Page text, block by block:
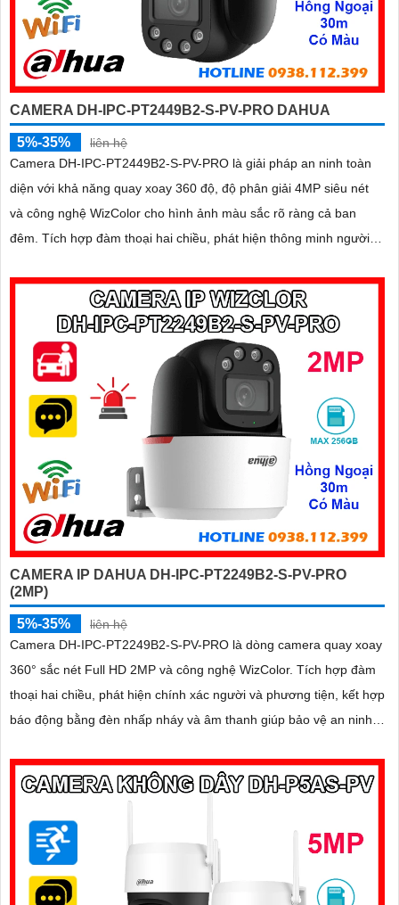
CAMERA DH-IPC-PT2449B2-S-PV-PRO DAHUA
5%-35%
liên hệ
Camera DH-IPC-PT2449B2-S-PV-PRO là giải pháp an ninh toàn
diện với khả năng quay xoay 360 độ, độ phân giải 4MP siêu nét
và công nghệ WizColor cho hình ảnh màu sắc rõ ràng cả ban
đêm. Tích hợp đàm thoại hai chiều, phát hiện thông minh người
256GB
CAMERA IP DAHUA DH-IPC-PT2249B2-S-PV-PRO
(2MP)
5%-35%
liên hệ
Camera DH-IPC-PT2249B2-S-PV-PRO là dòng camera quay xoay
360° sắc nét Full HD 2MP và công nghệ WizColor. Tích hợp đàm
thoại hai chiều, phát hiện chính xác người và phương tiện, kết hợp
báo động bằng đèn nhấp nháy và âm thanh giúp bảo vệ an ninh